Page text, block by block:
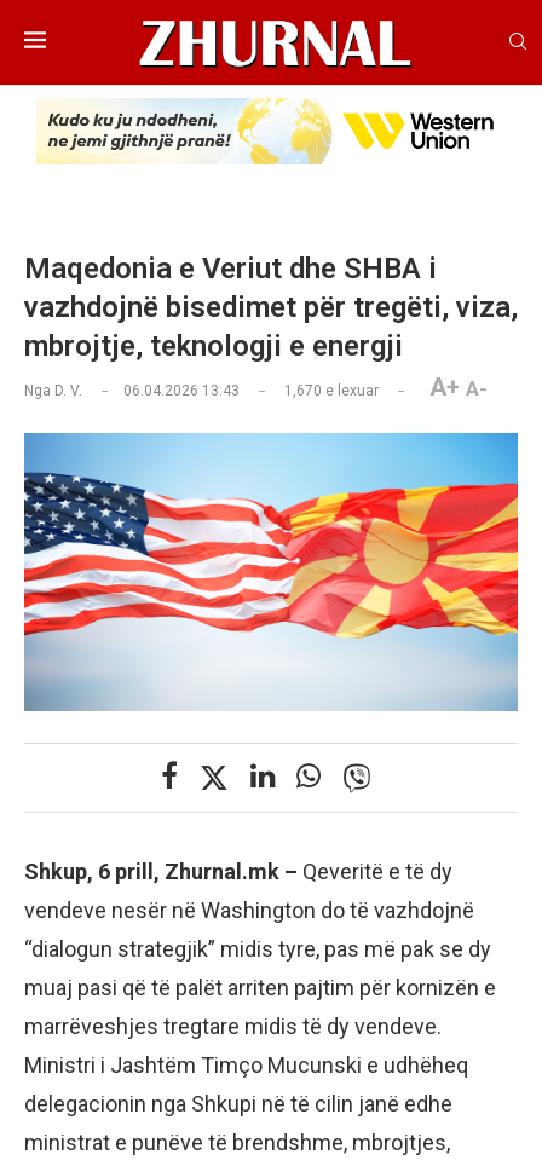
Maqedonia e Veriut dhe SHBA i
vazhdojnë bisedimet për tregëti, viza,
mbrojtje, teknologji e energji
Nga D. V. 06.04.2026 13:43 1,670 e lexuar A+ A-
Shkup, 6 prill, Zhurnal.mk – Qeveritë e të dy
vendeve nesër në Washington do të vazhdojnë
“dialogun strategjik” midis tyre, pas më pak se dy
muaj pasi që të palët arriten pajtim për kornizën e
marrëveshjes tregtare midis të dy vendeve.
Ministri i Jashtëm Timço Mucunski e udhëheq
delegacionin nga Shkupi në të cilin janë edhe
ministrat e punëve të brendshme, mbrojtjes,